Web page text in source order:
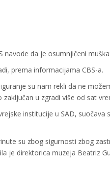
navode da je osumnjičeni
prema informacijama CBS-a.
su nam rekli da ne
u zgradi više od sat
institucije u SAD,
su zbog sigurnosti zbog
je direktorica muzeja Beatriz